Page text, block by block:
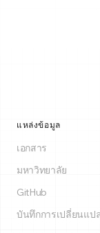
แหล่งข้อมูล
เอกสาร
มหาวิทยาลัย
GitHub
บันทึกการเปลี่ยนแป